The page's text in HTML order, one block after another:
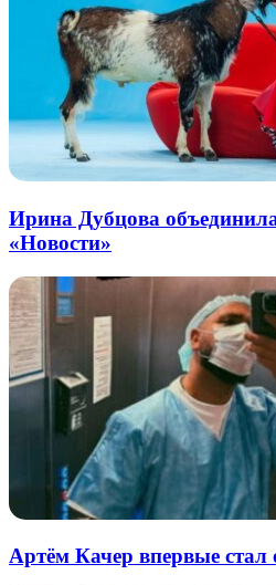
Ирина Дубцова
«Новости»
Артём Качер впервые стал